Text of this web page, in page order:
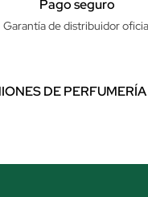
Pago seguro
Garantía de distribuidor
DE